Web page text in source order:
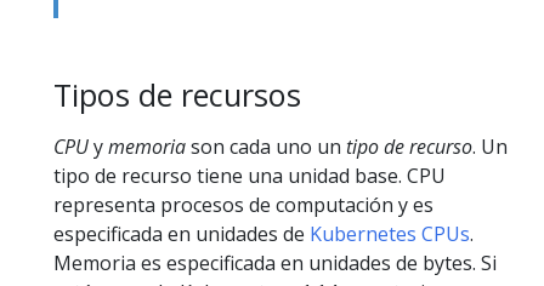
Tipos de recursos
CPUymemoriason cada uno un tipo de recurso. Un
tipo de recurso tiene una unidad base. CPU
representa procesos de computación y es
especificada en unidades de Kubernetes CPUs.
Memoria es especificada en unidades de bytes. Si